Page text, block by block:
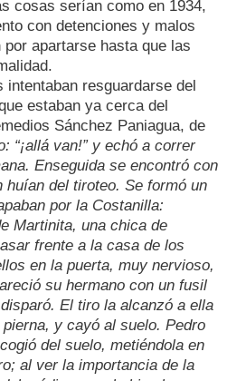
cosas serían como en 1934,
con detenciones y malos
apartarse hasta que las
resguardarse del
estaban ya cerca del
Sánchez Paniagua, de
“¡allá van!” y echó a correr
Enseguida se encontró con
del tiroteo. Se formó un
por la Costanilla:
Martinita, una chica de
frente a la casa de los
en la puerta, muy nervioso,
su hermano con un fusil
El tiro la alcanzó a ella
y cayó al suelo. Pedro
del suelo, metiéndola en
al ver la importancia de la